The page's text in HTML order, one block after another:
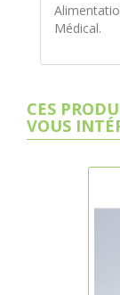
Médical.
CES
VOUS